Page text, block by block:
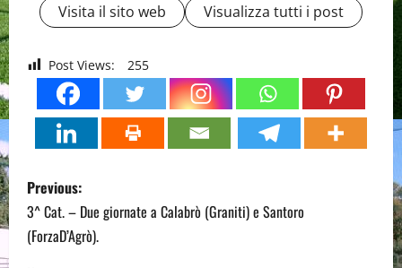
Visita il sito web Visualizza tutti i post
Post Views: 255
P
o
s
Previous:
3^ Cat. – Due giornate a Calabrò (Graniti) e Santoro
(ForzaD’Agrò).